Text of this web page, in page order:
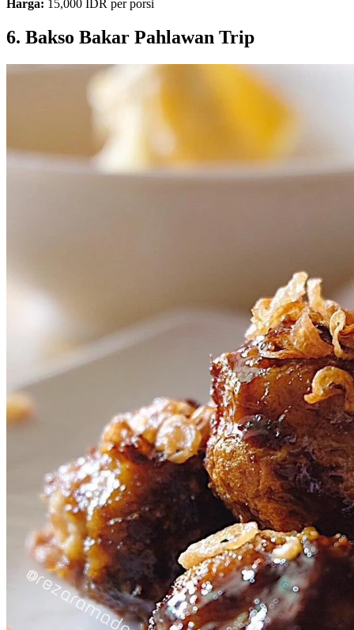
Harga: 15,000 IDR per porsi
6. Bakso Bakar Pahlawan Trip